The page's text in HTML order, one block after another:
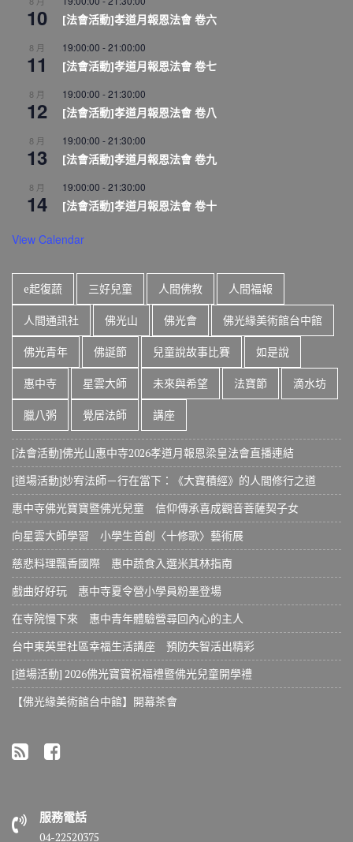
10 [法會活動]孝道月報恩法會 卷六
8 月
11
19:00:00 -21:00:00
[法會活動]孝道月報恩法會 卷七
8 月
12
19:00:00 -21:30:00
[法會活動]孝道月報恩法會 卷八
8 月
13
19:00:00 -21:30:00
[法會活動]孝道月報恩法會 卷九
8 月
14
19:00:00 -21:30:00
[法會活動]孝道月報恩法會 卷十
View Calendar
e起復蔬 三好兒童 人間佛教 人間福報
人間通訊社 佛光山 佛光會 佛光緣美術館台中館
佛光青年 佛誕節 兒童說故事比賽 如是說
惠中寺 星雲大師 未來與希望 法寶節 滴水坊
臘八粥 覺居法師 講座
[法會活動]佛光山惠中寺2026孝道月報恩梁皇法會直播連結
[道場活動]妙宥法師－行在當下：《大寶積經》的人間修行之道
惠中寺佛光寶寶暨佛光兒童 信仰傳承喜成觀音菩薩契子女
向星雲大師學習 小學生首創〈十修歌〉藝術展
慈悲料理飄香國際 惠中蔬食入選米其林指南
戲曲好好玩 惠中寺夏令營小學員粉墨登場
在寺院慢下來 惠中青年體驗營尋回內心的主人
台中東英里社區幸福生活講座 預防失智活出精彩
[道場活動] 2026佛光寶寶祝福禮暨佛光兒童開學禮
【佛光緣美術館台中館】開幕茶會
服務電話
04-22520375